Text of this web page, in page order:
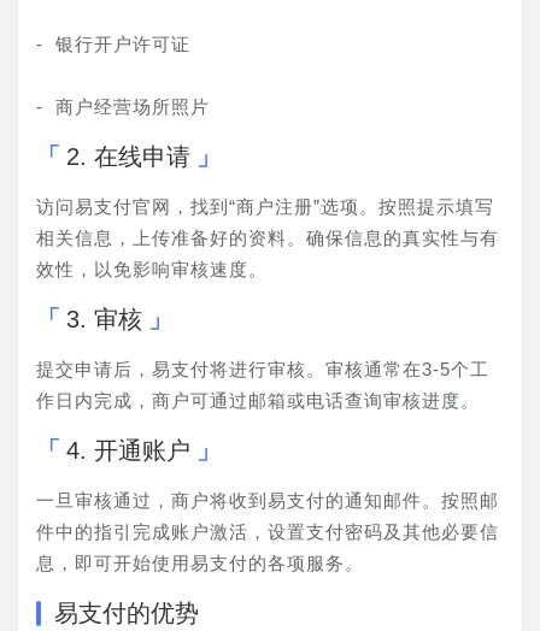
- 银行开户许可证
- 商户经营场所照片
2. 在线申请
访问易支付官网，找到“商户注册”选项。按照提示填写
相关信息，上传准备好的资料。确保信息的真实性与有
效性，以免影响审核速度。
3. 审核
提交申请后，易支付将进行审核。审核通常在3-5个工
作日内完成，商户可通过邮箱或电话查询审核进度。
4. 开通账户
一旦审核通过，商户将收到易支付的通知邮件。按照邮
件中的指引完成账户激活，设置支付密码及其他必要信
息，即可开始使用易支付的各项服务。
易支付的优势